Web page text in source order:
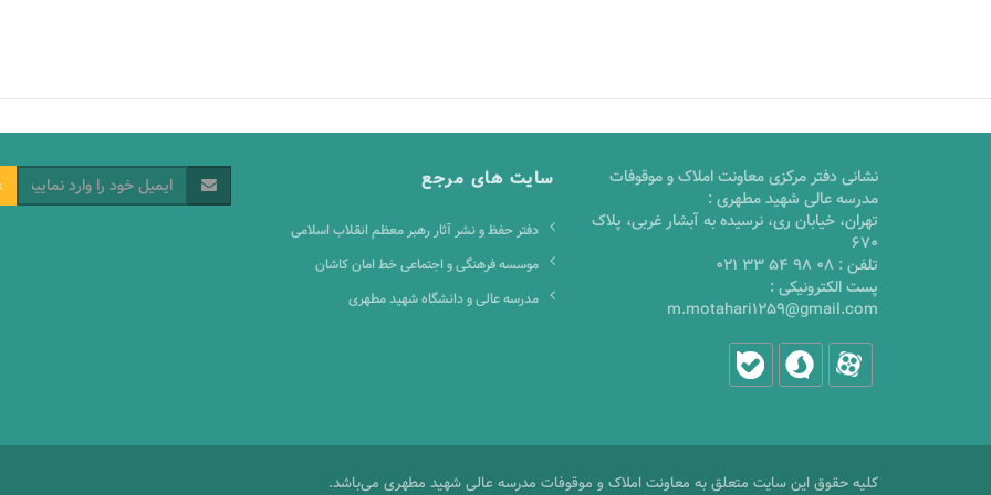
نشانی دفتر مرکزی معاونت املاک و موقوفات
مدرسه عالی شهید مطهری :
تهران، خیابان ری، نرسیده به آبشار غربی، پلاک
670
تلفن : 021 33 54 98 08
پست الکترونیکی :
m.motahari1259@gmail.com
سایت های مرجع
دفتر حفظ و نشر آثار رهبر معظم انقلاب اسلامی
موسسه فرهنگی و اجتماعی خط امان کاشان
مدرسه عالی و دانشگاه شهید مطهری
کلیه حقوق این سایت متعلق به معاونت املاک و موقوفات مدرسه عالی شهید مطهری می‌باشد.